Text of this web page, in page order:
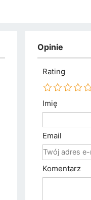
Opinie
Rating
Imię
Email
Komentarz